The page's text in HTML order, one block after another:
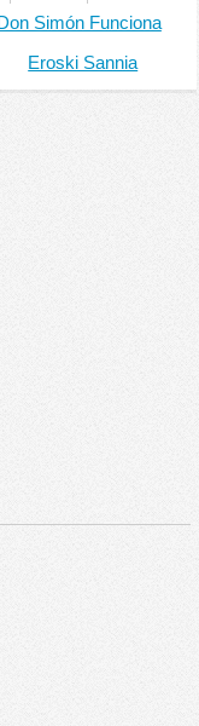
Don Simón Funciona
Eroski Sannia